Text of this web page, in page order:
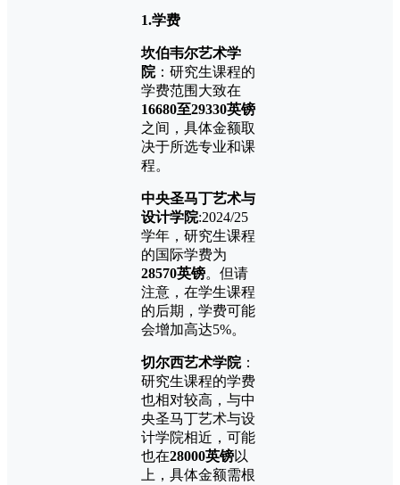
1.学费
坎伯韦尔艺术学
院：研究生课程的
学费范围大致在
16680至29330英镑
之间，具体金额取
决于所选专业和课
程。
中央圣马丁艺术与
设计学院:2024/25
学年，研究生课程
的国际学费为
28570英镑。但请
注意，在学生课程
的后期，学费可能
会增加高达5%。
切尔西艺术学院：
研究生课程的学费
也相对较高，与中
央圣马丁艺术与设
计学院相近，可能
也在28000英镑以
上，具体金额需根